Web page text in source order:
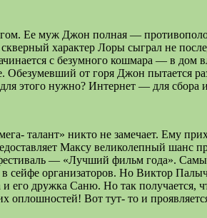
Ее муж Джон полная —
характер Лоры сыграл не
с безумного кошмара — в
от горя Джон пытается
этого нужно? Интернет — для
талант» никто не замечает. Ему
Максу великолепный шанс
— «Лучший фильм года».
сейфе организаторов. Но Виктор
его дружка Саню. Но так
Вот тут- то и